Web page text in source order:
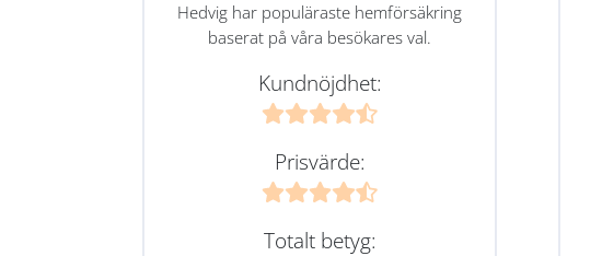
Hedvig har populäraste hemförsäkring
baserat på våra besökares val.
Kundnöjdhet:
Prisvärde:
Totalt betyg: